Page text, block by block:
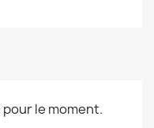
le moment.